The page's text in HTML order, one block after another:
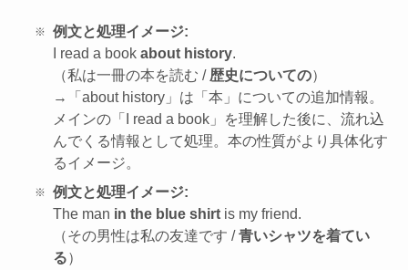
例文と処理イメージ:
I read a bookabout history.
（私は一冊の本を読む / 歴史についての）
→「about history」は「本」についての追加情報。
メインの「I read a book」を理解した後に、流れ込
んでくる情報として処理。本の性質がより具体化す
るイメージ。
例文と処理イメージ:
The man in the blue shirt is my friend.
（その男性は私の友達です /青いシャツを着てい
る）